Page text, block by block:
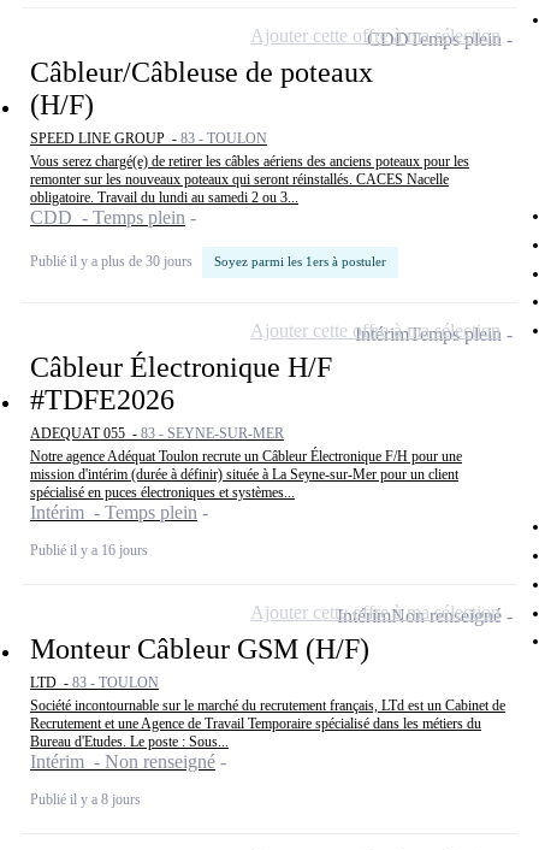
Câbleur/Câbleuse de poteaux
(H/F)
SPEED LINE GROUP - 83 - TOULON
Vous serez chargé(e) de retirer les câbles aériens des anciens poteaux pour les
remonter sur les nouveaux poteaux qui seront réinstallés. CACES Nacelle
obligatoire. Travail du lundi au samedi 2 ou 3...
CDD - Temps plein
Publié il y a plus de 30 jours Soyez parmi les 1ers à postuler
CDDTemps plein
Ajouter cette offre à ma sélection
Câbleur Électronique H/F
#TDFE2026
ADEQUAT 055 - 83 - SEYNE-SUR-MER
Notre agence Adéquat Toulon recrute un Câbleur Électronique F/H pour une
mission d'intérim (durée à définir) située à La Seyne-sur-Mer pour un client
spécialisé en puces électroniques et systèmes...
Intérim - Temps plein
Publié il y a 16 jours
IntérimTemps plein
Ajouter cette offre à ma sélection
Monteur Câbleur GSM (H/F)
LTD - 83 - TOULON
Société incontournable sur le marché du recrutement français, LTd est un Cabinet de
Recrutement et une Agence de Travail Temporaire spécialisé dans les métiers du
Bureau d'Etudes. Le poste : Sous...
Intérim - Non renseigné
Publié il y a 8 jours
IntérimNon renseigné
Ajouter cette offre à ma sélection